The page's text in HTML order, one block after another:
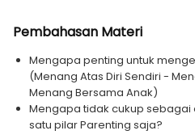
Pembahasan Materi
Mengapa penting untuk
(Menang Atas Diri Sendiri -
Menang Bersama Anak)
Mengapa tidak cukup
satu pilar Parenting saja?